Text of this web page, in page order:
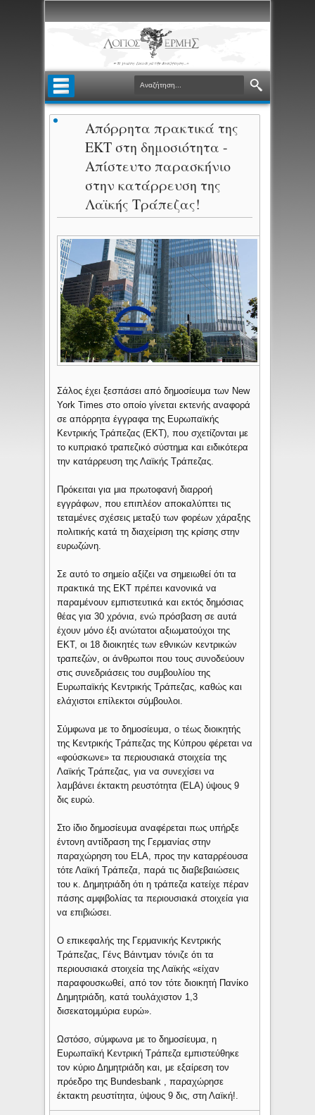
Απόρρητα πρακτικά της
ΕΚΤ στη δημοσιότητα -
Απίστευτο παρασκήνιο
στην κατάρρευση της
Λαϊκής Τράπεζας!
Σάλος έχει ξεσπάσει από δημοσίευμα των New
York Times στο οποίο γίνεται εκτενής αναφορά
σε απόρρητα έγγραφα της Ευρωπαϊκής
Κεντρικής Τράπεζας (ΕΚΤ), που σχετίζονται με
το κυπριακό τραπεζικό σύστημα και ειδικότερα
την κατάρρευση της Λαϊκής Τράπεζας.
Πρόκειται για μια πρωτοφανή διαρροή
εγγράφων, που επιπλέον αποκαλύπτει τις
τεταμένες σχέσεις μεταξύ των φορέων χάραξης
πολιτικής κατά τη διαχείριση της κρίσης στην
ευρωζώνη.
Σε αυτό το σημείο αξίζει να σημειωθεί ότι τα
πρακτικά της ΕΚΤ πρέπει κανονικά να
παραμένουν εμπιστευτικά και εκτός δημόσιας
θέας για 30 χρόνια, ενώ πρόσβαση σε αυτά
έχουν μόνο έξι ανώτατοι αξιωματούχοι της
ΕΚΤ, οι 18 διοικητές των εθνικών κεντρικών
τραπεζών, οι άνθρωποι που τους συνοδεύουν
στις συνεδριάσεις του συμβουλίου της
Ευρωπαϊκής Κεντρικής Τράπεζας, καθώς και
ελάχιστοι επίλεκτοι σύμβουλοι.
Σύμφωνα με το δημοσίευμα, ο τέως διοικητής
της Κεντρικής Τράπεζας της Κύπρου φέρεται να
«φούσκωνε» τα περιουσιακά στοιχεία της
Λαϊκής Τράπεζας, για να συνεχίσει να
λαμβάνει έκτακτη ρευστότητα (ELA) ύψους 9
δις ευρώ.
Στο ίδιο δημοσίευμα αναφέρεται πως υπήρξε
έντονη αντίδραση της Γερμανίας στην
παραχώρηση του ELA, προς την καταρρέουσα
τότε Λαϊκή Τράπεζα, παρά τις διαβεβαιώσεις
του κ. Δημητριάδη ότι η τράπεζα κατείχε πέραν
πάσης αμφιβολίας τα περιουσιακά στοιχεία για
να επιβιώσει.
Ο επικεφαλής της Γερμανικής Κεντρικής
Τράπεζας, Γένς Βάιντμαν τόνιζε ότι τα
περιουσιακά στοιχεία της Λαϊκής «είχαν
παραφουσκωθεί, από τον τότε διοικητή Πανίκο
Δημητριάδη, κατά τουλάχιστον 1,3
δισεκατομμύρια ευρώ».
Ωστόσο, σύμφωνα με το δημοσίευμα, η
Ευρωπαϊκή Κεντρική Τράπεζα εμπιστεύθηκε
τον κύριο Δημητριάδη και, με εξαίρεση τον
πρόεδρο της Bundesbank , παραχώρησε
έκτακτη ρευστίτητα, ύψους 9 δις, στη Λαϊκή!.